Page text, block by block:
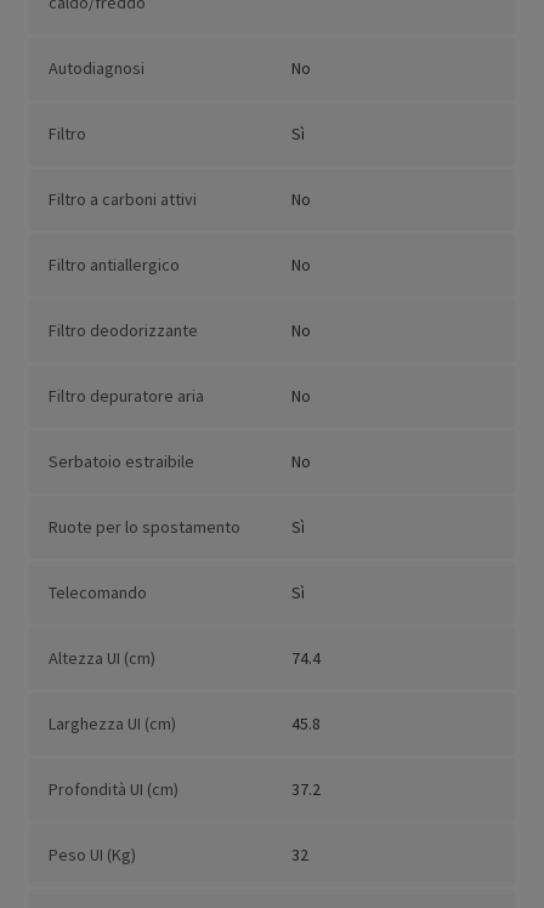
Autodiagnosi No
Filtro Sì
Filtro a carboni attivi No
Filtro antiallergico No
Filtro deodorizzante No
Filtro depuratore aria No
Serbatoio estraibile No
Ruote per lo spostamento Sì
Telecomando Sì
Altezza UI (cm) 74.4
Larghezza UI (cm) 45.8
Profondità UI (cm) 37.2
Peso UI (Kg) 32